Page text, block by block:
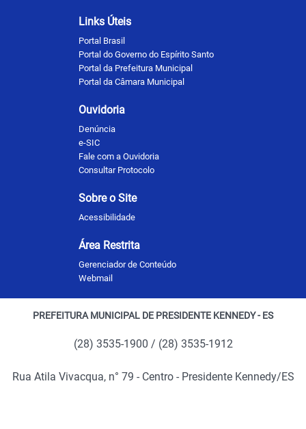
Links Úteis
Portal Brasil
Portal do Governo do Espírito Santo
Portal da Prefeitura Municipal
Portal da Câmara Municipal
Ouvidoria
Denúncia
e-SIC
Fale com a Ouvidoria
Consultar Protocolo
Sobre o Site
Acessibilidade
Área Restrita
Gerenciador de Conteúdo
Webmail
PREFEITURA MUNICIPAL DE PRESIDENTE KENNEDY - ES
(28) 3535-1900 / (28) 3535-1912
Rua Atila Vivacqua, n° 79 - Centro - Presidente Kennedy/ES